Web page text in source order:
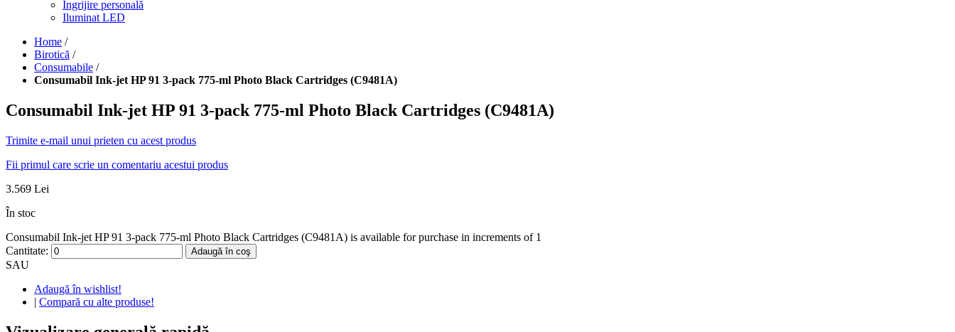
Îngrijire personală
Iluminat LED
Home /
Birotică /
Consumabile /
Consumabil Ink-jet HP 91 3-pack 775-ml Photo Black Cartridges (C9481A)
Consumabil Ink-jet HP 91 3-pack 775-ml Photo Black Cartridges (C9481A)
Trimite e-mail unui prieten cu acest produs
Fii primul care scrie un comentariu acestui produs
3.569 Lei
În stoc
Consumabil Ink-jet HP 91 3-pack 775-ml Photo Black Cartridges (C9481A) is available for purchase in increments of 1
Cantitate:
Adaugă în coş
SAU
Adaugă în wishlist!
| Compară cu alte produse!